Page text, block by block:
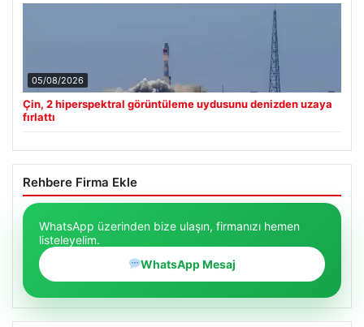
05/08/2026
Çin, 2 hiperspektral görüntüleme uydusunu denizden uzaya
fırlattı
Rehbere Firma Ekle
WhatsApp üzerinden bize ulaşın, firmanızı hemen
listeleyelim.
WhatsApp Mesaj